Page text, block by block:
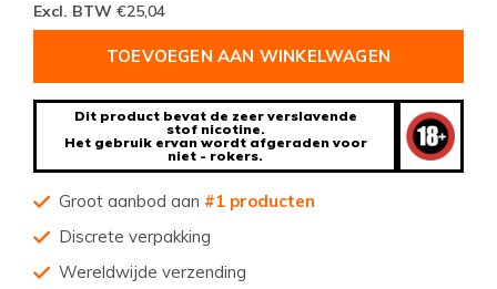
Excl. BTW €25,04
TOEVOEGEN AAN WINKELWAGEN
Dit product bevat de zeer verslavende
stof nicotine.
Het gebruik ervan wordt afgeraden voor
niet - rokers.
Groot aanbod aan #1 producten
Discrete verpakking
Wereldwijde verzending